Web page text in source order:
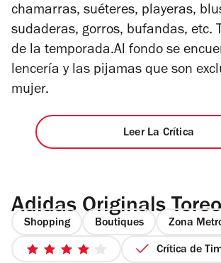
chamarras, suéteres, playeras,
sudaderas, gorros, bufandas, etc.
de la temporada.Al fondo se
lencería y las pijamas que son
mujer.
Leer La Crítica
Adidas Originals Toreo
Shopping Boutiques Zona
4
Crítica de